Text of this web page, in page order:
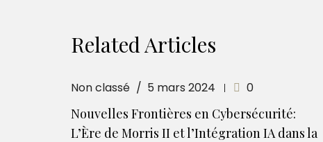
Related Articles
Non classé 5 mars 2024 0
Nouvelles Frontières en Cybersécurité:
L’Ère de Morris II et l’Intégration IA dans la